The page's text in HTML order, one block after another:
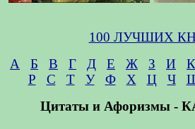
100 ЛУЧШИХ
А
Б В Г Д Е Ж З И К
Р
С Т У Ф Х Ц Ч
Цитаты и Афоризмы -